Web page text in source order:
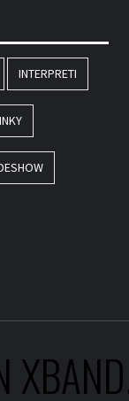
INTERPRETI